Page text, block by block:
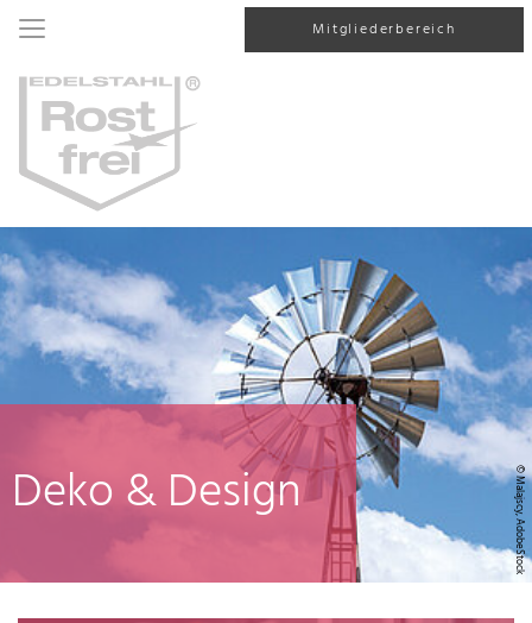
Mitgliederbereich
© Malajscy, AdobeStock
Deko & Design